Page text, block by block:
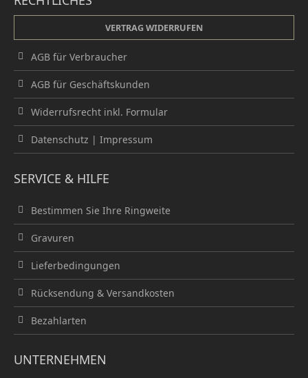
VERTRAG WIDERRUFEN
AGB für Verbraucher
AGB für Geschäftskunden
Widerrufsrecht inkl. Formular
Datenschutz | Impressum
SERVICE & HILFE
Bestimmen Sie Ihre Ringweite
Gravuren
Lieferbedingungen
Rücksendung & Versandkosten
Bezahlarten
UNTERNEHMEN